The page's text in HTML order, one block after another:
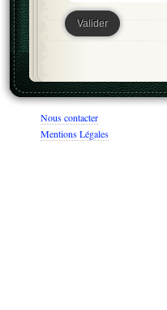
Nous contacter
Mentions Légales